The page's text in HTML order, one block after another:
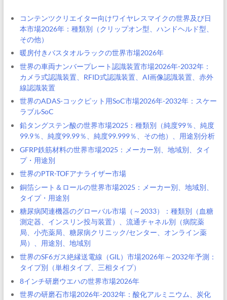
コンテンツクリエイター向けワイヤレスマイクの世界及び日
本市場2026年：種類別（クリップオン型、ハンドヘルド型、
その他）
暖房付きバスタオルラックの世界市場2026年
世界の車両ナンバープレート認識装置市場2026年-2032年：
カメラ式認識装置、RFID式認識装置、AI画像認識装置、赤外
線認識装置
世界のADAS-コックピット用SoC市場2026年-2032年：スケー
ラブルSoC
鉛タングステン酸の世界市場2025：種類別（純度99％、純度
99.9％、純度99.99％、純度99.999％、その他）、用途別分析
GFRP鉄筋材料の世界市場2025：メーカー別、地域別、タイ
プ・用途別
世界のPTR-TOFアナライザー市場
銅箔シート＆ロールの世界市場2025：メーカー別、地域別、
タイプ・用途別
糖尿病関連機器のグローバル市場（～2033）：種類別（血糖
測定器、インスリン投与装置）、流通チャネル別（病院薬
局、小売薬局、糖尿病クリニック/センター、オンライン薬
局）、用途別、地域別
世界のSF6ガス絶縁送電線（GIL）市場2026年～2032年予測：
タイプ別（単相タイプ、三相タイプ）
8インチ研磨ウエハの世界市場2026年
世界の研磨石市場2026年-2032年：酸化アルミニウム、炭化